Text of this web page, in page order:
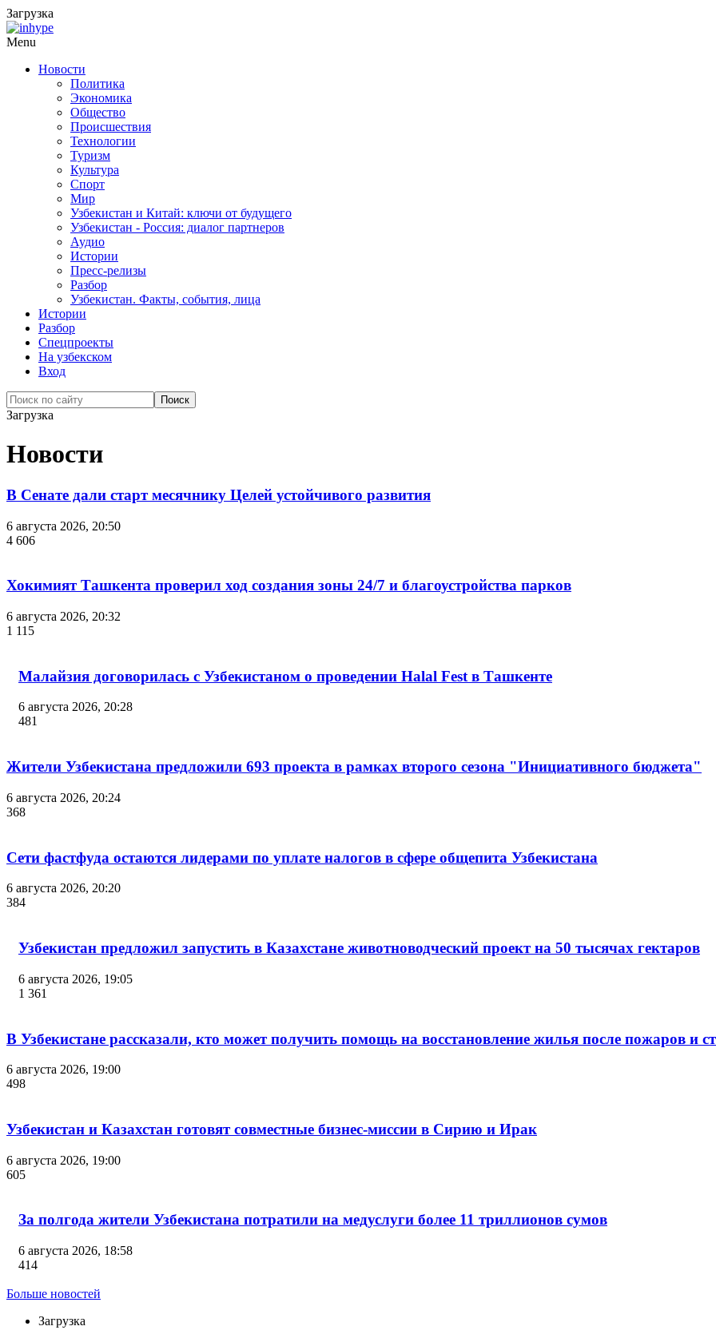
Загрузка
Menu
Новости
Политика
Экономика
Общество
Происшествия
Технологии
Туризм
Культура
Спорт
Мир
Узбекистан и Китай: ключи от будущего
Узбекистан - Россия: диалог партнеров
Аудио
Истории
Пресс-релизы
Разбор
Узбекистан. Факты, события, лица
Истории
Разбор
Спецпроекты
На узбекском
Вход
Загрузка
Новости
В Сенате дали старт месячнику Целей устойчивого развития
6 августа 2026, 20:50
4 606
Хокимият Ташкента проверил ход создания зоны 24/7 и благоустройства парков
6 августа 2026, 20:32
1 115
Малайзия договорилась с Узбекистаном о проведении Halal Fest в Ташкенте
6 августа 2026, 20:28
481
Жители Узбекистана предложили 693 проекта в рамках второго сезона "Инициативного бюджета"
6 августа 2026, 20:24
368
Сети фастфуда остаются лидерами по уплате налогов в сфере общепита Узбекистана
6 августа 2026, 20:20
384
Узбекистан предложил запустить в Казахстане животноводческий проект на 50 тысячах гектаров
6 августа 2026, 19:05
1 361
В Узбекистане рассказали, кто может получить помощь на восстановление жилья после пожаров и
6 августа 2026, 19:00
498
Узбекистан и Казахстан готовят совместные бизнес-миссии в Сирию и Ирак
6 августа 2026, 19:00
605
За полгода жители Узбекистана потратили на медуслуги более 11 триллионов сумов
6 августа 2026, 18:58
414
Больше новостей
Загрузка